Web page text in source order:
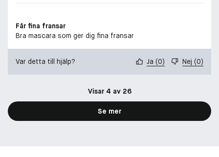
Får fina fransar
Bra mascara som ger dig fina fransar
Var detta till hjälp? Ja (0) Nej (0)
Visar 4 av 26
Se mer